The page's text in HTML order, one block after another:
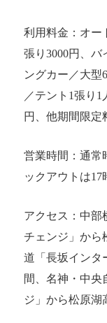
利用料金：オー
張り3000円、バ
ングカー／大型
／テント1張り1
円、他期間限定
営業時間：通常
ックアウトは17
アクセス：中部
チェンジ」から
道「長坂インタ
間、名神・中央
ジ」から松原湖